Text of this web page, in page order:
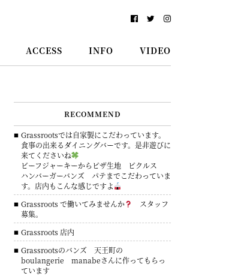
ACCESS INFO VIDEO
RECOMMEND
Grassrootsでは自家製にこだわっています。
食事の出来るダイニングバーです。是非遊びに
来てくださいね
ビーフジャーキーからピザ生地 ピクルス
ハンバーガーバンズ パテまでこだわっていま
す。店内もこんな感じですよ
Grassroots で働いてみませんか
スタッフ
募集。
Grassroots 店内
Grassrootsのバンズ 天王町の
boulangerie manabeさんに作ってもらっ
ています